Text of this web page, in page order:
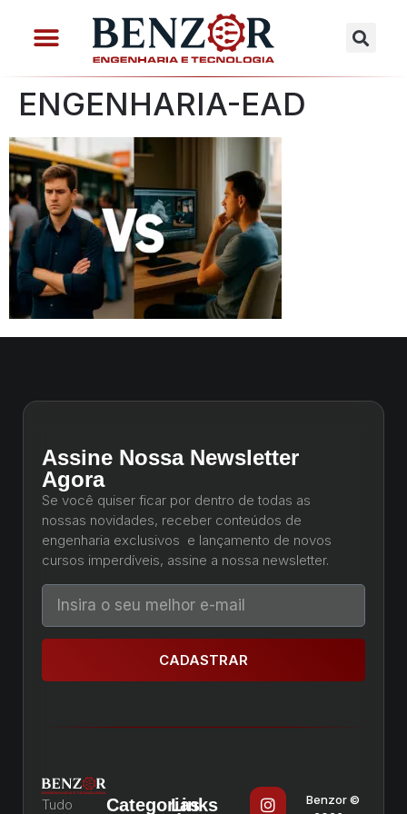
ENGENHARIA-EAD
Assine Nossa Newsletter
Agora
Se você quiser ficar por dentro de todas as
nossas novidades, receber conteúdos de
engenharia exclusivos e lançamento de novos
cursos imperdíveis, assine a nossa newsletter.
CADASTRAR
Tudo Categorias
Links
Benzor ©